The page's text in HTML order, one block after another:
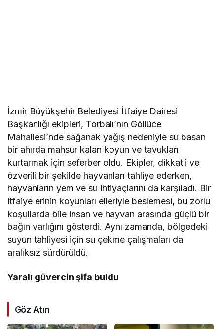
İzmir Büyükşehir Belediyesi İtfaiye Dairesi
Başkanlığı ekipleri, Torbalı’nın Göllüce
Mahallesi’nde sağanak yağış nedeniyle su basan
bir ahırda mahsur kalan koyun ve tavukları
kurtarmak için seferber oldu. Ekipler, dikkatli ve
özverili bir şekilde hayvanları tahliye ederken,
hayvanların yem ve su ihtiyaçlarını da karşıladı. Bir
itfaiye erinin koyunları elleriyle beslemesi, bu zorlu
koşullarda bile insan ve hayvan arasında güçlü bir
bağın varlığını gösterdi. Aynı zamanda, bölgedeki
suyun tahliyesi için su çekme çalışmaları da
aralıksız sürdürüldü.
Yaralı güvercin şifa buldu
Göz Atın